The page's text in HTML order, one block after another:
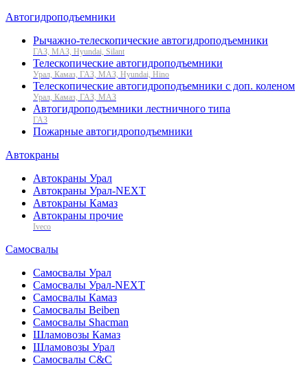
Автогидроподъемники
Рычажно-телескопические автогидроподъемники
ГАЗ, МАЗ, Hyundai, Silant
Телескопические автогидроподъемники
Урал, Камаз, ГАЗ, МАЗ, Hyundai, Hino
Телескопические автогидроподъемники с доп. коленом
Урал, Камаз, ГАЗ, МАЗ
Автогидроподъемники лестничного типа
ГАЗ
Пожарные автогидроподъемники
Автокраны
Автокраны Урал
Автокраны Урал-NEXT
Автокраны Камаз
Автокраны прочие
Iveco
Самосвалы
Самосвалы Урал
Самосвалы Урал-NEXT
Самосвалы Камаз
Самосвалы Beiben
Самосвалы Shacman
Шламовозы Камаз
Шламовозы Урал
Самосвалы C&C